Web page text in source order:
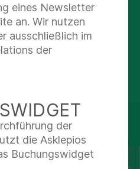
& Co. KGaA 2026
eines Newsletter
an. Wir nutzen
ausschließlich im
der
der
die Asklepios
Buchungswidget